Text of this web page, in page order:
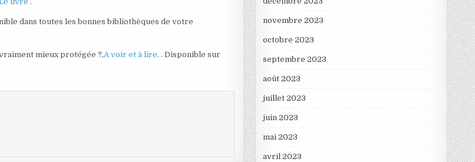
dans toutes les bonnes bibliothèques de votre
mieux protégée ?,A voir et à lire. . Disponible sur
novembre 2023
octobre 2023
septembre 2023
août 2023
juillet 2023
juin 2023
mai 2023
avril 2023